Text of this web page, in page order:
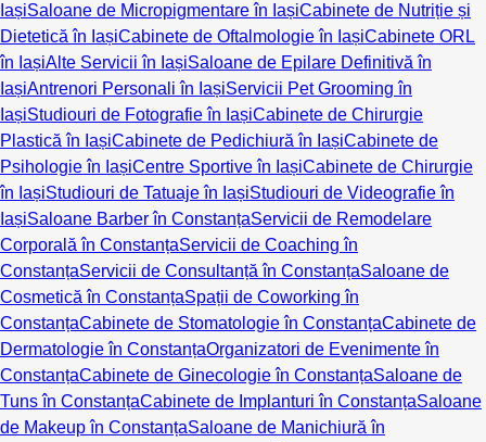
IașiSaloane de Micropigmentare în IașiCabinete de Nutriție și
Dietetică în IașiCabinete de Oftalmologie în IașiCabinete ORL
în IașiAlte Servicii în IașiSaloane de Epilare Definitivă în
IașiAntrenori Personali în IașiServicii Pet Grooming în
IașiStudiouri de Fotografie în IașiCabinete de Chirurgie
Plastică în IașiCabinete de Pedichiură în IașiCabinete de
Psihologie în IașiCentre Sportive în IașiCabinete de Chirurgie
în IașiStudiouri de Tatuaje în IașiStudiouri de Videografie în
IașiSaloane Barber în ConstanțaServicii de Remodelare
Corporală în ConstanțaServicii de Coaching în
ConstanțaServicii de Consultanță în ConstanțaSaloane de
Cosmetică în ConstanțaSpații de Coworking în
ConstanțaCabinete de Stomatologie în ConstanțaCabinete de
Dermatologie în ConstanțaOrganizatori de Evenimente în
ConstanțaCabinete de Ginecologie în ConstanțaSaloane de
Tuns în ConstanțaCabinete de Implanturi în ConstanțaSaloane
de Makeup în ConstanțaSaloane de Manichiură în